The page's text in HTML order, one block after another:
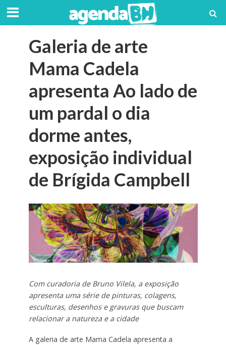
Galeria de arte
Mama Cadela
apresenta Ao lado de
um pardal o dia
dorme antes,
exposição individual
de Brígida Campbell
Com curadoria de Bruno Vilela, a exposição
apresenta uma série de pinturas, colagens,
esculturas, desenhos e gravuras que buscam
relacionar a natureza e a cidade
A galeria de arte Mama Cadela apresenta a